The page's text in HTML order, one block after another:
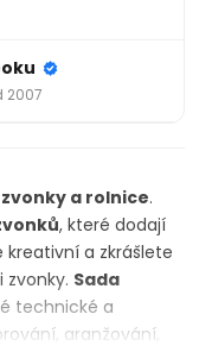
2007
zvonky a rolnice.
, které dodají
a zkrášlete
Sada
technické a
aranžování,